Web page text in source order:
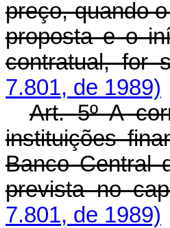
preço, quando
proposta e o
contratual, for
7.801, de 1989)
Art. 5º A
instituições
Banco Central
prevista no
7.801, de 1989)